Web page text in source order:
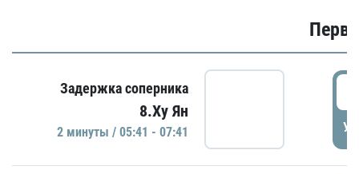
Задержка соперника
8.Ху Ян
2 минуты / 05:41 - 07:41